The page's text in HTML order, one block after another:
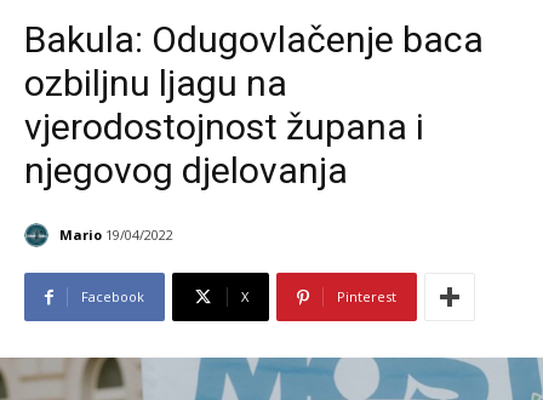
Bakula: Odugovlačenje baca
ozbiljnu ljagu na
vjerodostojnost župana i
njegovog djelovanja
Mario 19/04/2022
Facebook X Pinterest